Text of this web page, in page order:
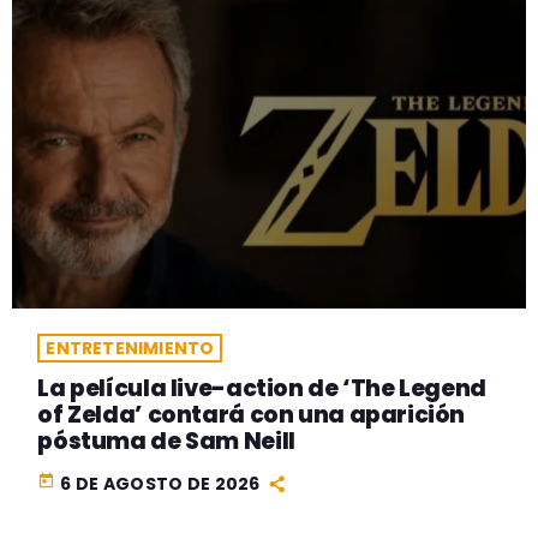
ENTRETENIMIENTO
La película live-action de ‘The Legend
of Zelda’ contará con una aparición
póstuma de Sam Neill
today 6 DE AGOSTO DE 2026